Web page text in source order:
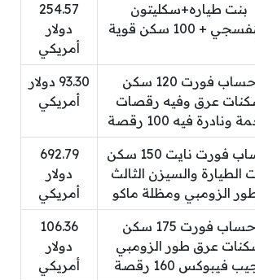
بنت طياره+سكليتون
+ 100 سكن قوية
254.57
دولار
أمريكي
حساب فورت 120 سكن
عرق وفيه رقصات
ونادرة فيه 100 رقصة
93.30 دولار
أمريكي
حساب فورت نايت 150 سكن
الطيارة والسيزن الثالث
الزومبي ومظلة ماكو
692.79
دولار
أمريكي
حساب فورت 175 سكن
عرق طور الزومبي
فيبوكس 160 رقصة
106.36
دولار
أمريكي